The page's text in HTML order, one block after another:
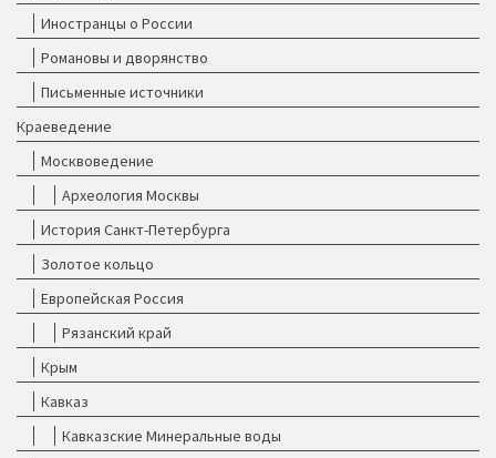
Иностранцы о России
Романовы и дворянство
Письменные источники
Краеведение
Москвоведение
Археология Москвы
История Санкт-Петербурга
Золотое кольцо
Европейская Россия
Рязанский край
Крым
Кавказ
Кавказские Минеральные воды